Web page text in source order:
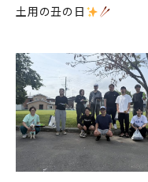
土用の丑の日